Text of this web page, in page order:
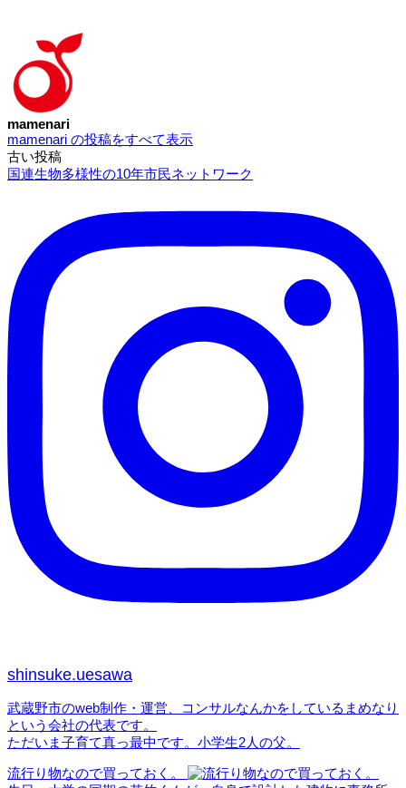
mamenari
mamenari の投稿をすべて表示
投
ゲ
ー
シ
ョ
古い投稿
国連生物多様性の10年市民ネットワーク
shinsuke.uesawa
武蔵野市のweb制作・運営、コンサルなんかをしているまめなり
という会社の代表です。
ただいま子育て真っ最中です。小学生2人の父。
流行り物なので買っておく。